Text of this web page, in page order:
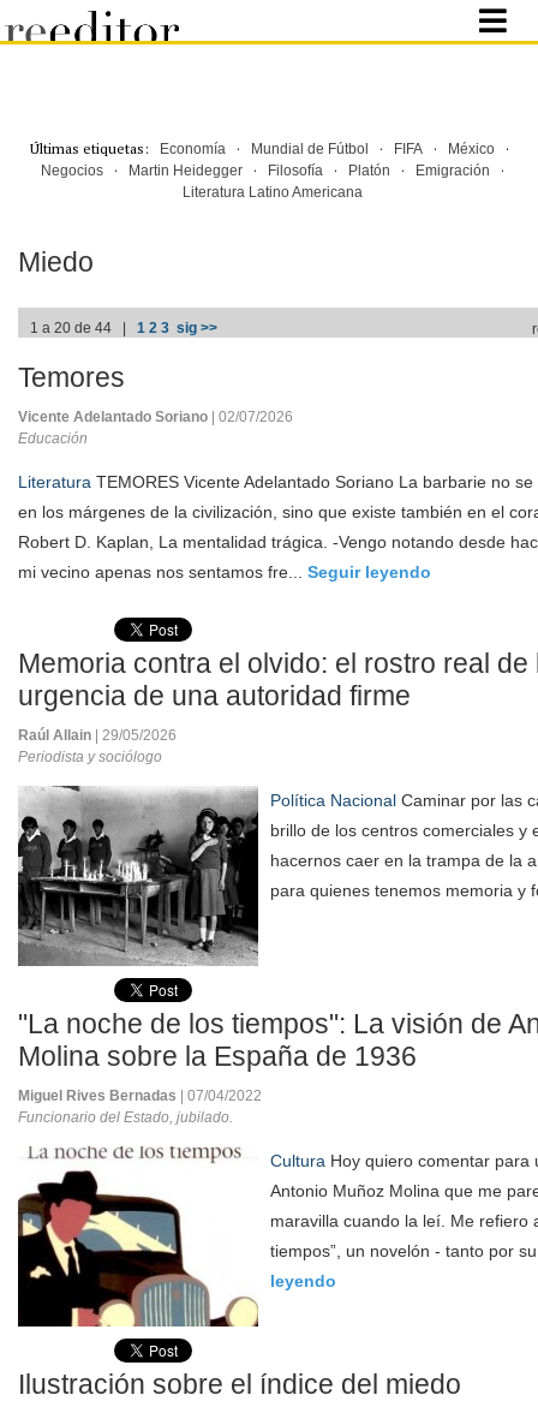
Últimas etiquetas: Economía· Mundial de Fútbol · FIFA· México·
Negocios · Martin Heidegger · Filosofía · Platón · Emigración ·
Literatura Latino Americana
Miedo
1 a 20 de 44 | 1 2 3 sig >>
Temores
Vicente Adelantado Soriano
| 02/07/2026
Educación
Literatura TEMORES Vicente Adelantado Soriano La barbarie no
en los márgenes de la civilización, sino que existe también en el
Robert D. Kaplan, La mentalidad trágica. -Vengo notando desde
mi vecino apenas nos sentamos fre... Seguir leyendo
Memoria contra el olvido: el rostro real
urgencia de una autoridad firme
Raúl Allain
| 29/05/2026
Periodista y sociólogo
Política Nacional Caminar por las
brillo de los centros comerciales y
hacernos caer en la trampa de la
para quienes tenemos memoria y
"La noche de los tiempos": La visión de
Molina sobre la España de 1936
Miguel Rives Bernadas
| 07/04/2022
Funcionario del Estado, jubilado.
Cultura Hoy quiero comentar para
Antonio Muñoz Molina que me
maravilla cuando la leí. Me refiero
tiempos”, un novelón - tanto por
leyendo
Ilustración sobre el índice del miedo